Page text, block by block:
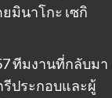
มินาโกะ เซกิ
ทีมงานที่กลับมา
ประกอบและผู้